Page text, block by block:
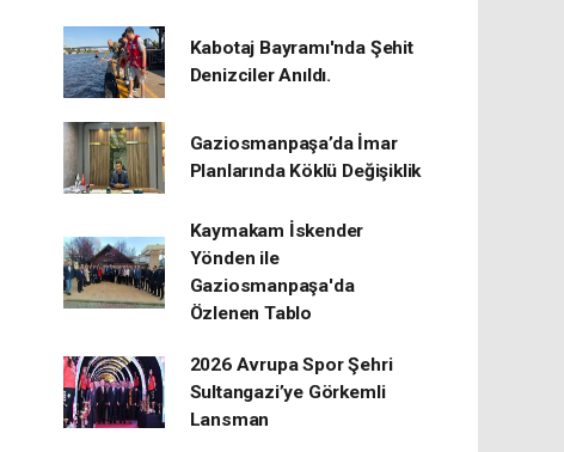
Kabotaj Bayramı'nda Şehit
Denizciler Anıldı.
Gaziosmanpaşa’da İmar
Planlarında Köklü Değişiklik
Kaymakam İskender
Yönden ile
Gaziosmanpaşa'da
Özlenen Tablo
2026 Avrupa Spor Şehri
Sultangazi’ye Görkemli
Lansman